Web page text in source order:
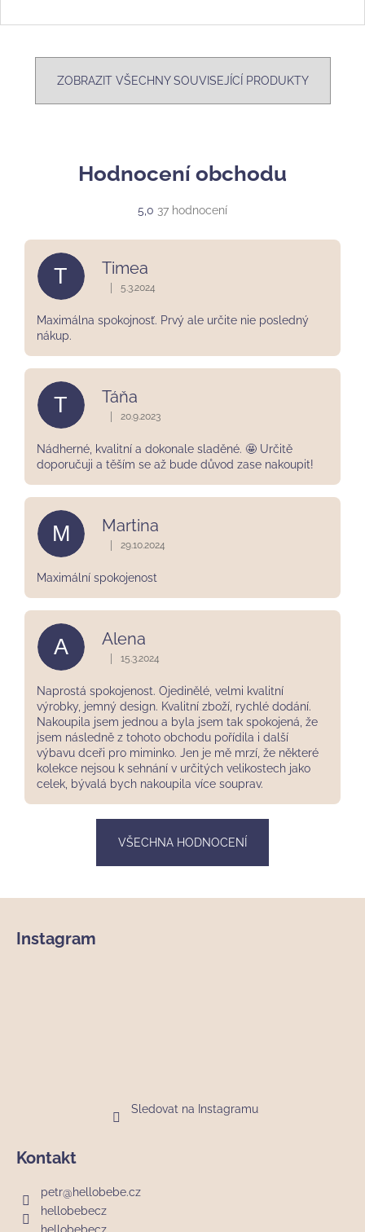
ZOBRAZIT VŠECHNY SOUVISEJÍCÍ PRODUKTY
Hodnocení obchodu
5,0 Průměrné
obchodu
hvězdiček.
37 hodnocení
T Timea
Hodnocení obchodu je 5 z 5 hvězdiček.
5.3.2024
Maximálna spokojnosť. Prvý ale určite nie posledný
nákup.
T Táňa
Hodnocení obchodu je 5 z 5 hvězdiček.
20.9.2023
Nádherné, kvalitní a dokonale sladěné. 🤩 Určitě
doporučuji a těším se až bude důvod zase nakoupit!
M Martina
Hodnocení obchodu je 5 z 5 hvězdiček.
29.10.2024
Maximální spokojenost
A Alena
Hodnocení obchodu je 5 z 5 hvězdiček.
15.3.2024
Naprostá spokojenost. Ojedinělé, velmi kvalitní
výrobky, jemný design. Kvalitní zboží, rychlé dodání.
Nakoupila jsem jednou a byla jsem tak spokojená, že
jsem následně z tohoto obchodu pořídila i další
výbavu dceři pro miminko. Jen je mě mrzí, že některé
kolekce nejsou k sehnání v určitých velikostech jako
celek, bývalá bych nakoupila více souprav.
VŠECHNA HODNOCENÍ
Instagram
Sledovat na Instagramu
Kontakt
petr@hellobebe.cz
hellobebecz
hellobebecz